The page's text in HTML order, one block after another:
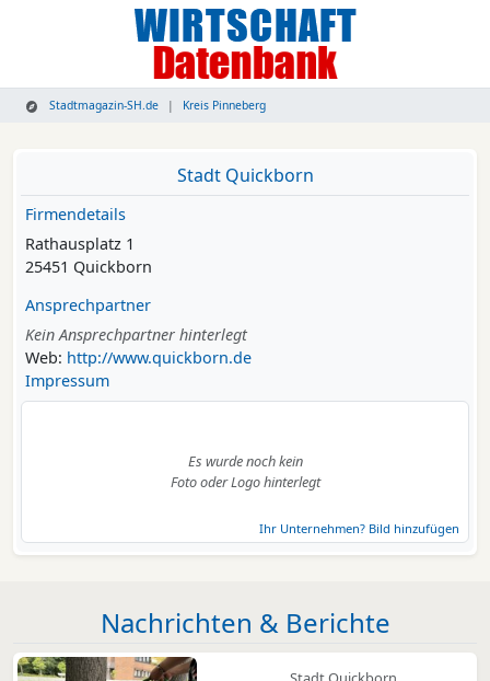
Stadtmagazin-SH.de Kreis Pinneberg
Stadt Quickborn
Firmendetails
Rathausplatz 1
25451 Quickborn
Ansprechpartner
Kein Ansprechpartner hinterlegt
Web: http://www.quickborn.de
Impressum
Es wurde noch kein
Foto oder Logo hinterlegt
Ihr Unternehmen? Bild hinzufügen
Nachrichten & Berichte